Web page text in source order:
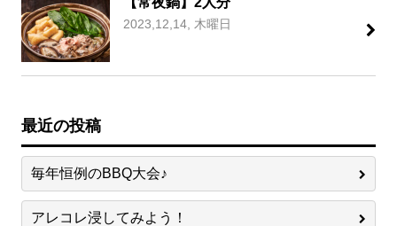
2023,12,14, 木曜日
最近の投稿
毎年恒例のBBQ大会♪
アレコレ浸してみよう！